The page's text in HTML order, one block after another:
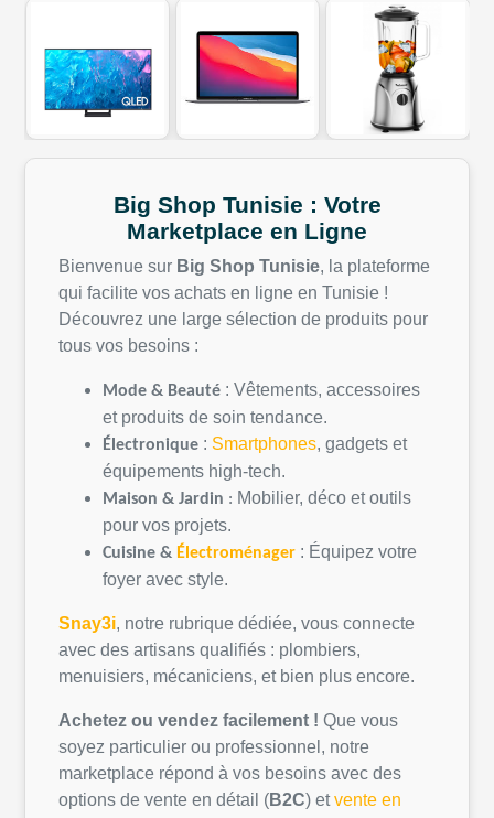
Big Shop Tunisie : Votre
Marketplace en Ligne
Bienvenue sur Big Shop Tunisie, la plateforme
qui facilite vos achats en ligne en Tunisie !
Découvrez une large sélection de produits pour
tous vos besoins :
Mode & Beauté : Vêtements, accessoires
et produits de soin tendance.
Électronique : Smartphones, gadgets et
équipements high-tech.
Maison & Jardin : Mobilier, déco etoutils
pour vos projets.
Cuisine & Électroménager : Équipez votre
foyer avec style.
Snay3i, notre rubrique dédiée, vous connecte
avec des artisans qualifiés : plombiers,
menuisiers, mécaniciens, et bien plus encore.
Achetez ou vendez facilement ! Que vous
soyez particulier ou professionnel , notre
marketplace répond à vos besoins avec des
options de vente en détail (B2C) etvente en